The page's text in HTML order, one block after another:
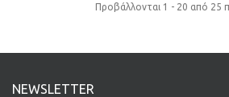
Προβάλλονται 1 - 20 από 25
NEWSLETTER